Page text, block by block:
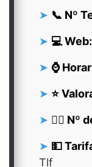
📞 Nº
💻 Web:
⌚
⭐
👍🏻 Nº
💵
Tlf